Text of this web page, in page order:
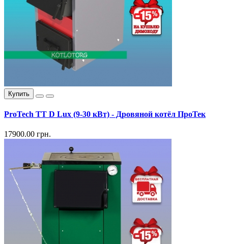
Купить
ProTech TT D Lux (9-30 кВт) - Дровяной котёл ПроТек
17900.00 грн.